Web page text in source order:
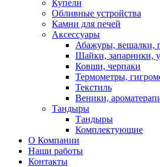
Купели
Обливные устройства
Камни для печей
Аксессуары
Абажуры, вешалки,
Шайки, запарники,
Ковши, черпаки
Термометры,
Текстиль
Веники,
Тандыры
Тандыры
Комплектующие
О Компании
Наши работы
Контакты